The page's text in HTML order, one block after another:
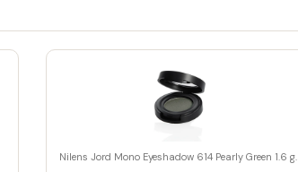
Nilens Jord Mono Eyeshadow 614 Pearly Green 1.6 g.